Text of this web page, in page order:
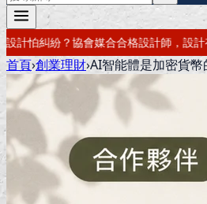
計有保障要開公司？借址登記・公司設
首頁›創業理財›AI智能體是加密貨